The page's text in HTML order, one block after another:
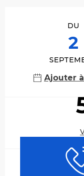
DU
2
Ajouter